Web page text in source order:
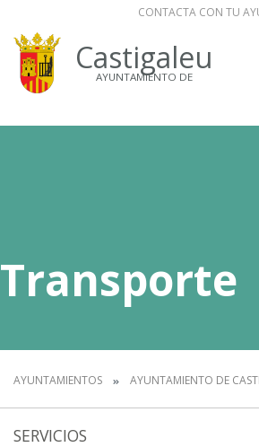
CONTACTA CON TU
Castigaleu
AYUNTAMIENTO DE
Transporte
AYUNTAMIENTOS AYUNTAMIENTO DE
SERVICIOS